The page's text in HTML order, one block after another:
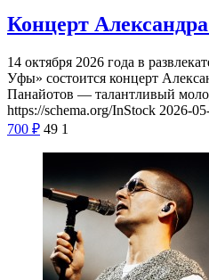
Концерт
14 октября 2026 года в
Уфы» состоится концерт
Панайотов — талантливый
https://schema.org/InStock 2026-
700 ₽ 49 1